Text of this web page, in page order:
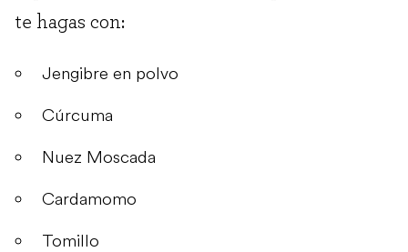
te hagas con:
Jengibre en polvo
Cúrcuma
Nuez Moscada
Cardamomo
Tomillo